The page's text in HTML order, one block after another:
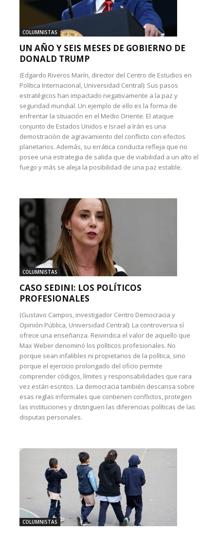
COLUMNISTAS
UN AÑO Y SEIS MESES DE GOBIERNO DE
DONALD TRUMP
(Edgardo Riveros Marín, director del Centro de Estudios en
Política Internacional, Universidad Central): Sus pasos
estratégicos han impactado negativamente a la paz y
seguridad mundial. Un ejemplo de ello es la forma de
enfrentar la situación en el Medio Oriente. El ataque
conjunto de Estados Unidos e Israel a Irán es una
demostración de agravamiento del conflicto con efectos
planetarios. Además, su errática conducta refleja que no
posee una estrategia de salida que de viabilidad a un alto el
fuego y más se aleja la posibilidad de una paz estable.
COLUMNISTAS
CASO SEDINI: LOS POLÍTICOS
PROFESIONALES
(Gustavo Campos, investigador Centro Democracia y
Opinión Pública, Universidad Central): La controversia sí
ofrece una enseñanza. Reivindica el valor de aquello que
Max Weber denominó los políticos profesionales. No
porque sean infalibles ni propietarios de la política, sino
porque el ejercicio prolongado del oficio permite
comprender códigos, límites y responsabilidades que rara
vez están escritos. La democracia también descansa sobre
esas reglas informales que contienen conflictos, protegen
las instituciones y distinguen las diferencias políticas de las
disputas personales.
COLUMNISTAS